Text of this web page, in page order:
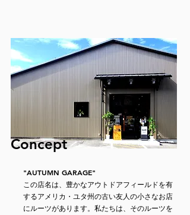
Concept
"AUTUMN GARAGE"
​この店名は、豊かなアウトドアフィールドを有
するアメリカ・ユタ州の古い友人の小さなお店
にルーツがあります。私たちは、そのルーツを